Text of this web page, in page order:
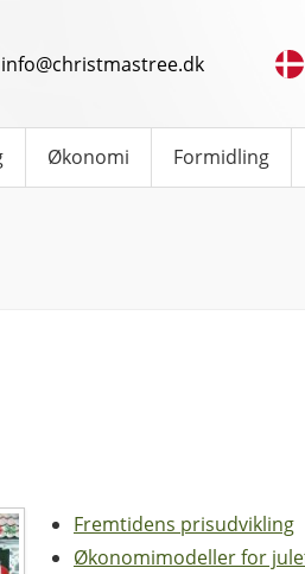
info@christmastree.dk
Økonomi Formidling
Fremtidens prisudvikling
Økonomimodeller for